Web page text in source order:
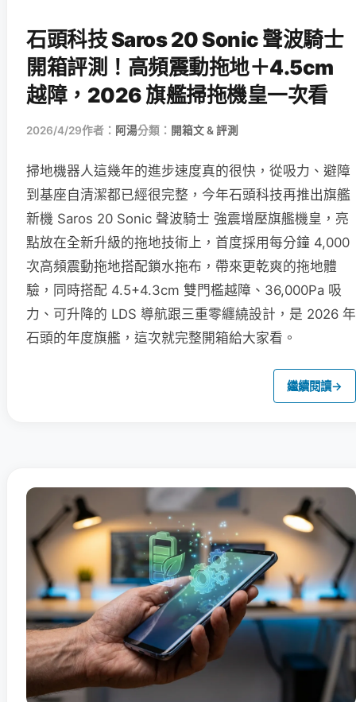
石頭科技 Saros 20 Sonic 聲波騎士
開箱評測！高頻震動拖地＋4.5cm
越障，2026 旗艦掃拖機皇一次看
2026/4/29作者： 阿湯分類： 開箱文 & 評測
掃地機器人這幾年的進步速度真的很快，從吸力、避障
到基座自清潔都已經很完整，今年石頭科技再推出旗艦
新機 Saros 20 Sonic 聲波騎士 強震增壓旗艦機皇，亮
點放在全新升級的拖地技術上，首度採用每分鐘 4,000
次高頻震動拖地搭配鎖水拖布，帶來更乾爽的拖地體
驗，同時搭配 4.5+4.3cm 雙門檻越障、36,000Pa 吸
力、可升降的 LDS 導航跟三重零纏繞設計，是 2026 年
石頭的年度旗艦，這次就完整開箱給大家看。
繼續閱讀→